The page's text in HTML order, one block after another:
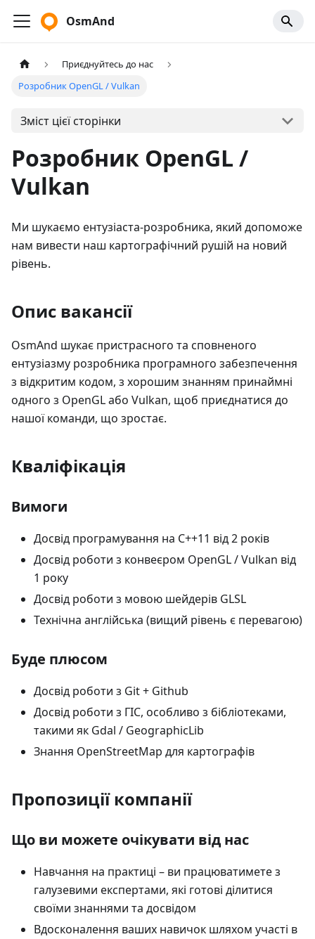
OsmAnd
Приєднуйтесь до нас
Розробник OpenGL / Vulkan
Зміст цієї сторінки
Розробник OpenGL /
Vulkan
Ми шукаємо ентузіаста-розробника, який допоможе
нам вивести наш картографічний рушій на новий
рівень.
Опис вакансії
OsmAnd шукає пристрасного та сповненого
ентузіазму розробника програмного забезпечення
з відкритим кодом, з хорошим знанням принаймні
одного з OpenGL або Vulkan, щоб приєднатися до
нашої команди, що зростає.
Кваліфікація
Вимоги
Досвід програмування на C++11 від 2 років
Досвід роботи з конвеєром OpenGL / Vulkan від
1 року
Досвід роботи з мовою шейдерів GLSL
Технічна англійська (вищий рівень є перевагою)
Буде плюсом
Досвід роботи з Git + Github
Досвід роботи з ГІС, особливо з бібліотеками,
такими як Gdal / GeographicLib
Знання OpenStreetMap для картографів
Пропозиції компанії
Що ви можете очікувати від нас
Навчання на практиці – ви працюватимете з
галузевими експертами, які готові ділитися
своїми знаннями та досвідом
Вдосконалення ваших навичок шляхом участі в